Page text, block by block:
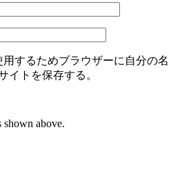
するためブラウザーに自分の名
イトを保存する。
shown above.